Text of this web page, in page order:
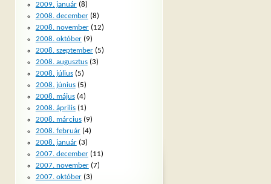
2009. január(8)
2008. december(8)
2008. november(12)
2008. október(9)
2008. szeptember(5)
2008. augusztus(3)
2008. július(5)
2008. június(5)
2008. május(4)
2008. április(1)
2008. március(9)
2008. február(4)
2008. január(3)
2007. december(11)
2007. november(7)
2007. október(3)